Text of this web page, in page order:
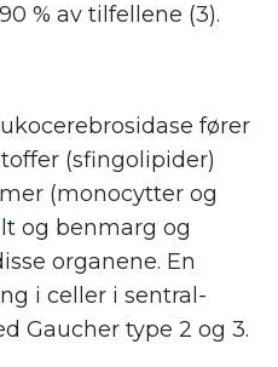
% av tilfellene (3).
fører
(sfingolipider)
(monocytter og
og benmarg og
organene. En
i celler i sentral-
Gaucher type 2 og 3.